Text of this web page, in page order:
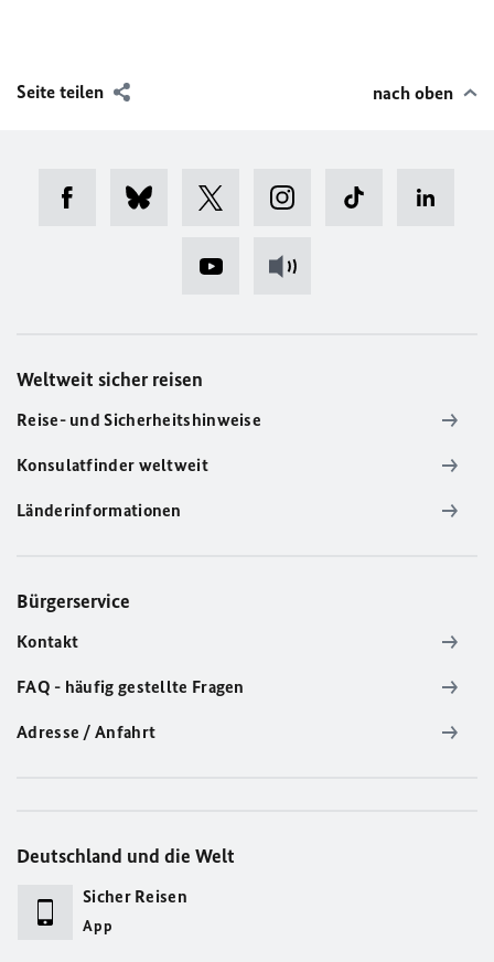
Seite teilen nach oben
Weltweit sicher reisen
Reise- und Sicherheitshinweise
Konsulatfinder weltweit
Länderinformationen
Bürgerservice
Kontakt
FAQ - häufig gestellte Fragen
Adresse / Anfahrt
Deutschland und die Welt
Sicher Reisen
App